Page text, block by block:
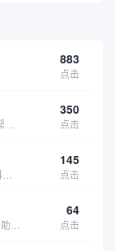
883
点击
350
点击
145
点击
64
点击